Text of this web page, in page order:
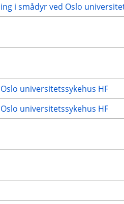
i smådyr ved Oslo
universitetssykehus HF
universitetssykehus HF